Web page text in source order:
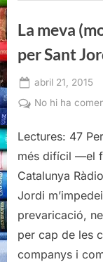
La meva
per Sant
Posted
on
abril 21, 2015
No hi ha
Lectures: 47
més difícil —el
Catalunya
Jordi
prevaricació,
per cap de les
companys i